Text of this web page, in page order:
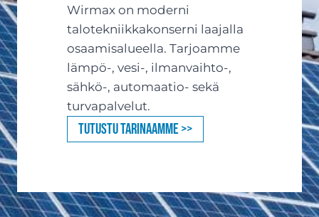
Wirmax on moderni
talotekniikkakonserni laajalla
osaamisalueella. Tarjoamme
lämpö-, vesi-, ilmanvaihto-,
sähkö-, automaatio- sekä
turvapalvelut.
Tutustu tarinaamme >>